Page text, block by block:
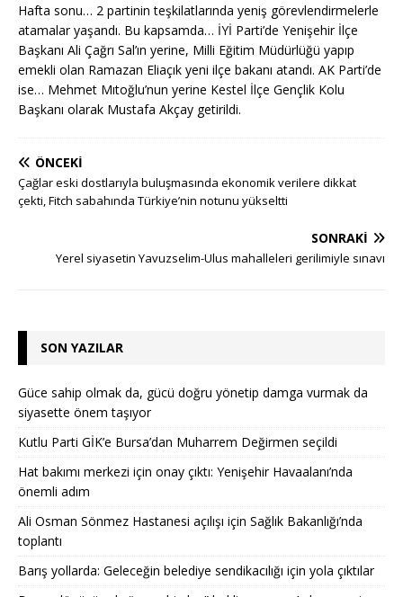
Hafta sonu… 2 partinin teşkilatlarında yeniş görevlendirmelerle
atamalar yaşandı. Bu kapsamda… İYİ Parti’de Yenişehir İlçe
Başkanı Ali Çağrı Sal’ın yerine, Milli Eğitim Müdürlüğü yapıp
emekli olan Ramazan Eliaçık yeni ilçe bakanı atandı. AK Parti’de
ise… Mehmet Mıtoğlu’nun yerine Kestel İlçe Gençlik Kolu
Başkanı olarak Mustafa Akçay getirildi.
ÖNCEKI
Çağlar eski dostlarıyla buluşmasında ekonomik verilere dikkat
çekti, Fitch sabahında Türkiye’nin notunu yükseltti
SONRAKI
Yerel siyasetin Yavuzselim-Ulus mahalleleri gerilimiyle sınavı
SON YAZILAR
Güce sahip olmak da, gücü doğru yönetip damga vurmak da
siyasette önem taşıyor
Kutlu Parti GİK’e Bursa’dan Muharrem Değirmen seçildi
Hat bakımı merkezi için onay çıktı: Yenişehir Havaalanı’nda
önemli adım
Ali Osman Sönmez Hastanesi açılışı için Sağlık Bakanlığı’nda
toplantı
Barış yollarda: Geleceğin belediye sendikacılığı için yola çıktılar